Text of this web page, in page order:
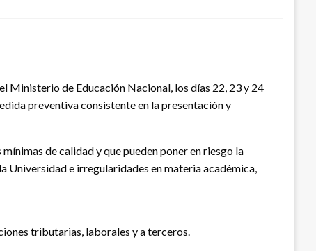
Ministerio de Educación Nacional, los días 22, 23 y 24
preventiva consistente en la presentación y
de calidad y que pueden poner en riesgo la
Universidad e irregularidades en materia académica,
tributarias, laborales y a terceros.